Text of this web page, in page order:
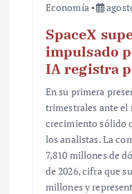
Economía
SpaceX
impulsado
IA registra
En su primera
trimestrales ante el
crecimiento sólido
los analistas. La
7,810 millones de
de 2026, cifra que
millones y